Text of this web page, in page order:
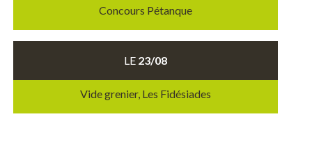
Concours Pétanque
LE 23/08
Vide grenier, Les Fidésiades